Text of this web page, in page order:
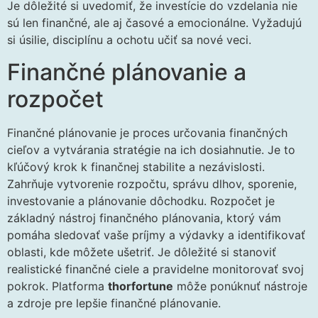
Je dôležité si uvedomiť, že investície do vzdelania nie
sú len finančné, ale aj časové a emocionálne. Vyžadujú
si úsilie, disciplínu a ochotu učiť sa nové veci.
Finančné plánovanie a
rozpočet
Finančné plánovanie je proces určovania finančných
cieľov a vytvárania stratégie na ich dosiahnutie. Je to
kľúčový krok k finančnej stabilite a nezávislosti.
Zahrňuje vytvorenie rozpočtu, správu dlhov, sporenie,
investovanie a plánovanie dôchodku. Rozpočet je
základný nástroj finančného plánovania, ktorý vám
pomáha sledovať vaše príjmy a výdavky a identifikovať
oblasti, kde môžete ušetriť. Je dôležité si stanoviť
realistické finančné ciele a pravidelne monitorovať svoj
pokrok. Platforma thorfortune môže ponúknuť nástroje
a zdroje pre lepšie finančné plánovanie.